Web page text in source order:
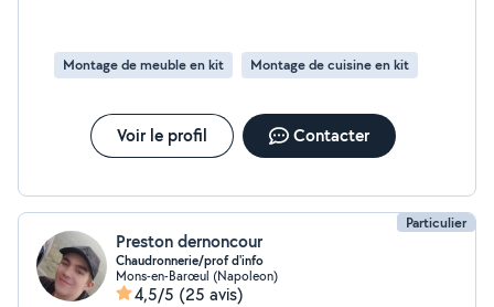
Montage de meuble en kit Montage de cuisine en kit
Voir le profil Contacter
Particulier
Preston dernoncour
Chaudronnerie/prof d'info
Mons-en-Barœul (Napoleon)
4,5/5 (25 avis)